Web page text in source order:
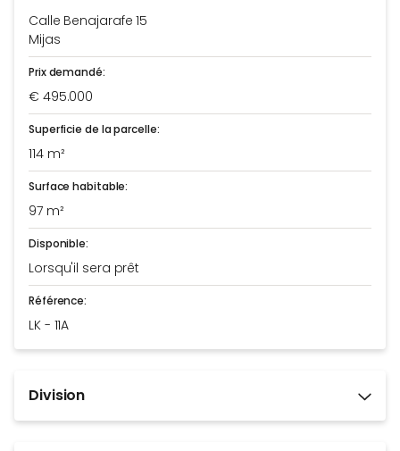
Calle Benajarafe 15
Mijas
Prix demandé:
€ 495.000
Superficie de la parcelle:
114 m²
Surface habitable:
97 m²
Disponible:
Lorsqu'il sera prêt
Référence:
LK - 11A
Division